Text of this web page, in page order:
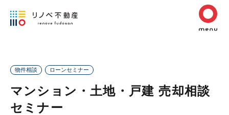
物件相談 ローンセミナー
マンション・土地・戸建 売却相談
セミナー